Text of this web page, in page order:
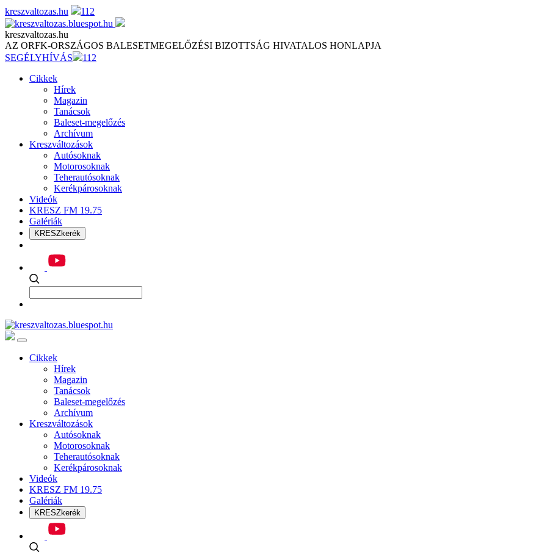
Skip
to
content
kreszvaltozas.hu 112
kreszvaltozas.hu
AZ ORFK-ORSZÁGOS BALESETMEGELŐZÉSI BIZOTTSÁG HIVATALOS HONLAPJA
SEGÉLYHÍVÁS
112
Cikkek
Hírek
Magazin
Tanácsok
Baleset-megelőzés
Archívum
Kreszváltozások
Autósoknak
Motorosoknak
Teherautósoknak
Kerékpárosoknak
Videók
KRESZ FM 19.75
Galériák
KRESZkerék
Cikkek
Hírek
Magazin
Tanácsok
Baleset-megelőzés
Archívum
Kreszváltozások
Autósoknak
Motorosoknak
Teherautósoknak
Kerékpárosoknak
Videók
KRESZ FM 19.75
Galériák
KRESZkerék